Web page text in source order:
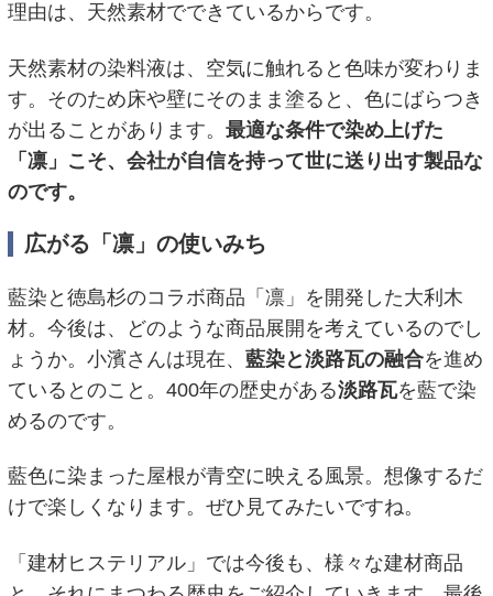
理由は、天然素材でできているからです。
天然素材の染料液は、空気に触れると色味が変わりま
す。そのため床や壁にそのまま塗ると、色にばらつき
が出ることがあります。 最適な条件で染め上げた
「凛」こそ、会社が自信を持って世に送り出す製品な
のです。
広がる「凛」の使いみち
藍染と徳島杉のコラボ商品「凛」を開発した大利木
材。今後は、どのような商品展開を考えているのでし
ょうか。小濱さんは現在、 藍染と淡路瓦の融合を進め
ているとのこと。400年の歴史がある淡路瓦を藍で染
めるのです。
藍色に染まった屋根が青空に映える風景。想像するだ
けで楽しくなります。ぜひ見てみたいですね。
「建材ヒステリアル」では今後も、様々な建材商品